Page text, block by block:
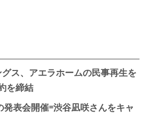
ス、アエラホームの民事再生を
を締結
発表会開催=渋谷凪咲さんをキャ